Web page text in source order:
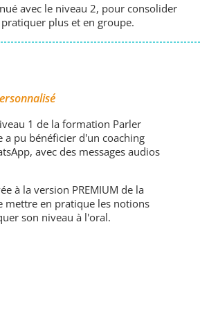
avec le niveau 2, pour consolider
plus et en groupe.
1 de la formation Parler
a pu bénéficier d'un coaching
avec des messages audios
à la version PREMIUM de la
mettre en pratique les notions
son niveau à l'oral.